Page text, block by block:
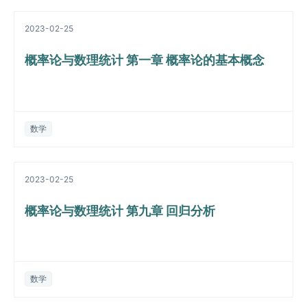
2023-02-25
概率论与数理统计 第一章 概率论的基本概念
数学
2023-02-25
概率论与数理统计 第九章 回归分析
数学